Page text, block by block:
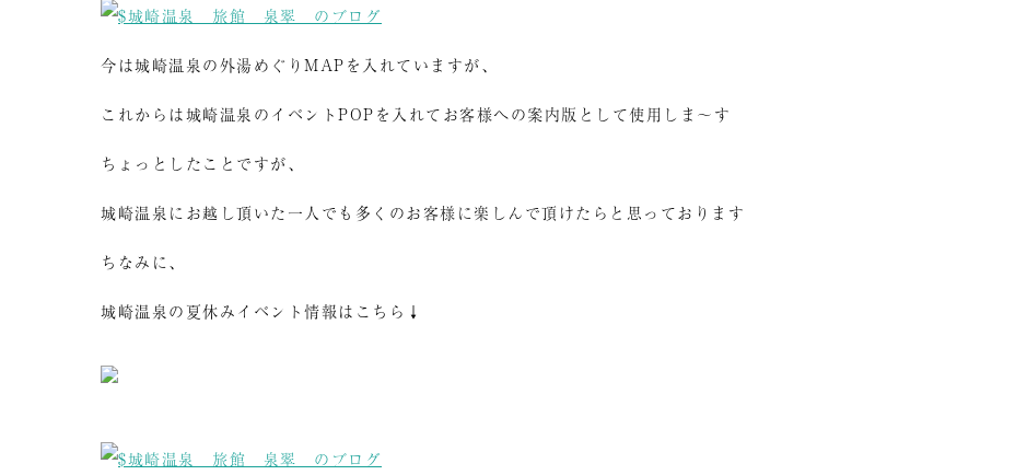
今は城崎温泉の外湯めぐりMAPを入れていますが、
これからは城崎温泉のイベントPOPを入れてお客様への案内版として使用しま～す
ちょっとしたことですが、
城崎温泉にお越し頂いた一人でも多くのお客様に楽しんで頂けたらと思っております
ちなみに、
城崎温泉の夏休みイベント情報はこちら↓